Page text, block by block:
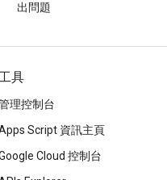
出問題
具
理控制台
Script 資訊主頁
Cloud 控制台